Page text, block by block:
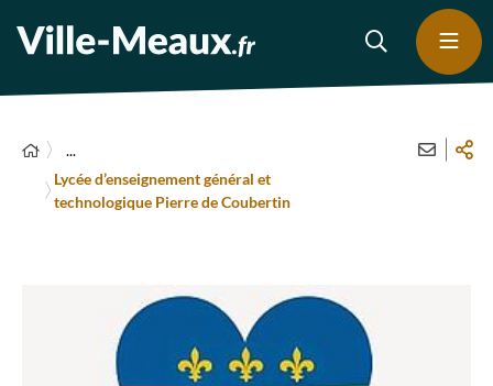
...
Lycée d’enseignement général et
technologique Pierre de Coubertin